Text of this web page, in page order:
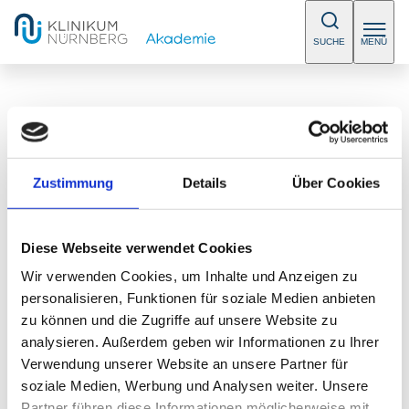
Zustimmung Details Über Cookies
Diese Webseite verwendet Cookies
Wir verwenden Cookies, um Inhalte und Anzeigen zu
personalisieren, Funktionen für soziale Medien anbieten
zu können und die Zugriffe auf unsere Website zu
analysieren. Außerdem geben wir Informationen zu Ihrer
Verwendung unserer Website an unsere Partner für
soziale Medien, Werbung und Analysen weiter. Unsere
SUCHE MENÜ
Lebersprechstunde
E-Mail: eibach@abc-nuernberg.de
Telefon: +49 (0) 911 632 150
Fax:+49 (0) 911 632 154 4
ABC Eibach